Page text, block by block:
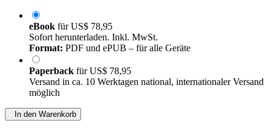
eBook fürUS$ 78,95
Sofort herunterladen. Inkl. MwSt.
Format: PDF und ePUB – für alle Geräte
Paperback fürUS$ 78,95
Versand in ca. 10 Werktagen national, internationaler Versand
möglich
In den Warenkorb